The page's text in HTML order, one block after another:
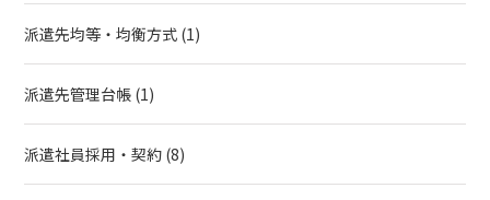
派遣先均等・均衡方式 (1)
派遣先管理台帳 (1)
派遣社員採用・契約 (8)